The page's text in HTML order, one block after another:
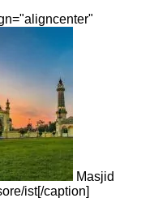
Masjid
ist[/caption]